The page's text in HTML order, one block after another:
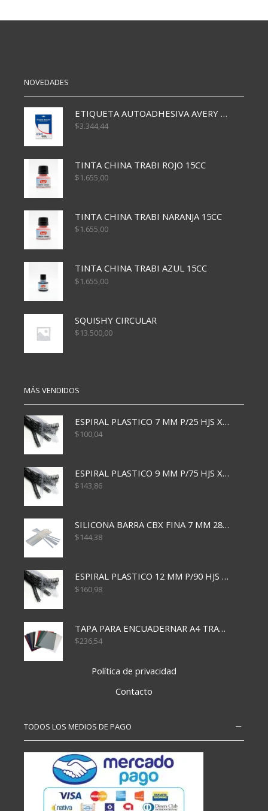
cantidad
cantidad
NOVEDADES
ETIQUETA AUTOADHESIVA AVERY 3026 30H 20 X 70
$3.344,44
TINTA CHINA TRABI ROJO 15CC
$1.655,00
TINTA CHINA TRABI NARANJA 15CC
$1.655,00
TINTA CHINA TRABI AZUL 15CC
$1.655,00
SQUISHY CIRCULAR
$13.500,00
MÁS VENDIDOS
ESPIRAL PLASTICO 7 MM P/25 HJS X50x3000
$100,04
ESPIRAL PLASTICO 9 MM P/75 HJS X50X2400
$143,86
SILICONA BARRA CBX FINA 7 MM 28 CM
$144,38
ESPIRAL PLASTICO 12 MM P/90 HJS X50X1500
$160,98
TAPA PARA ENCUADERNAR A4 TRANSP x50x500
$236,54
Política de privacidad
Contacto
TODOS LOS MEDIOS DE PAGO